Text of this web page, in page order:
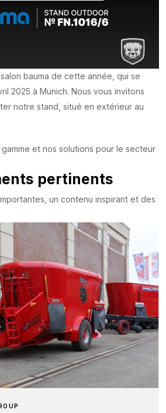
bauma de cette année, qui se
2025 à Munich. Nous vous invitons
notre stand, situé en extérieur au
et nos solutions pour le secteur
pertinents
un contenu inspirant et des